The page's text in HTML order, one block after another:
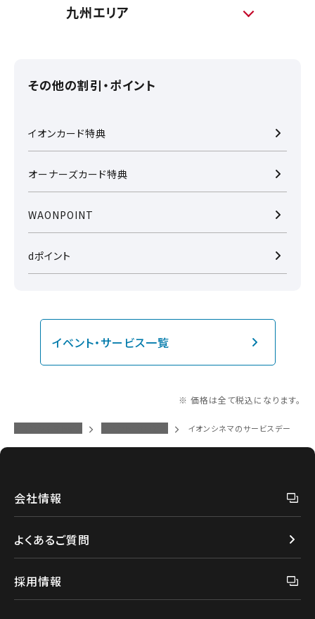
九州エリア
その他の割引・ポイント
イオンカード特典
オーナーズカード特典
WAONPOINT
dポイント
イベント・サービス一覧
※ 価格は全て税込になります。
イオンシネマのサービスデー
会社情報
よくあるご質問
採用情報